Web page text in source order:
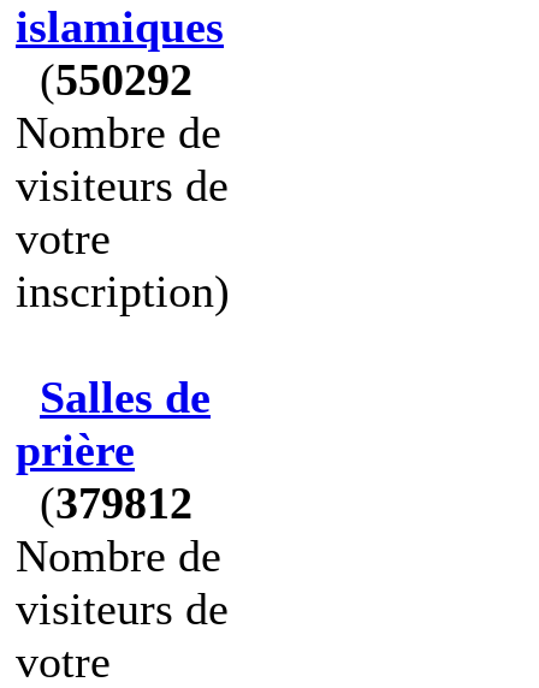
islamiques
(550292
Nombre de
visiteurs de
votre
inscription)
Salles de
prière
(379812
Nombre de
visiteurs de
votre